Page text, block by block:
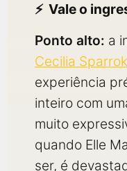
Vale o
Ponto alto: a
Cecilia Sparrok
experiência
inteiro com
muito
quando Elle
ser, é